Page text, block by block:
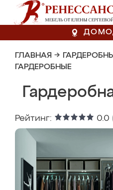
ГЛАВНАЯ →
ГАРДЕРОБНЫЕ
Рейтинг: 0.0 (